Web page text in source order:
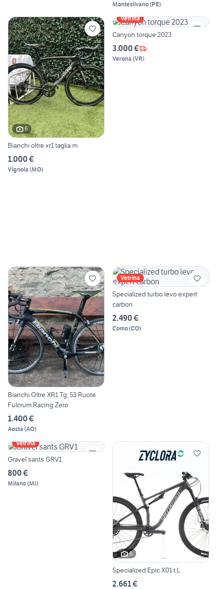
Montesilvano(PE)
6
Bianchi oltre xr1 taglia m
1.000 €
Vignola (MO)
Vetrina
Canyon torque 2023
3.000 €
Verona (VR)
Bianchi Oltre XR1 Tg. 53 Ruote
Fulcrum Racing Zero
1.400 €
Aosta (AO)
Vetrina
Specialized turbo levo expert
carbon
2.490 €
Como(CO)
Vetrina
Gravel sants GRV1
800 €
Milano(MI)
6
Specialized Epic X01 t.L
2.661 €